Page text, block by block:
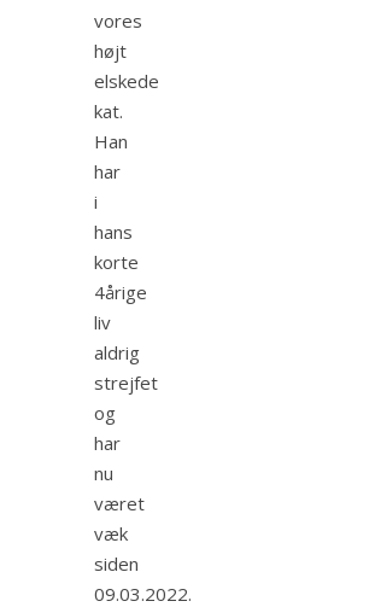
vores
højt
elskede
kat.
Han
har
i
hans
korte
4årige
liv
aldrig
strejfet
og
har
nu
været
væk
siden
09.03.2022.